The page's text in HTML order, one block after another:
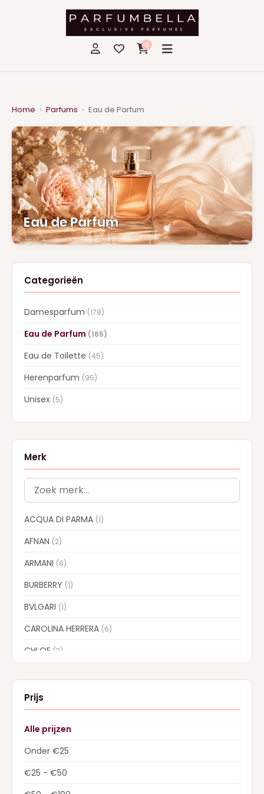
0
Home › Parfums › Eau de Parfum
Eau de Parfum
Categorieën
Damesparfum (178)
Eau de Parfum (165)
Eau de Toilette (45)
Herenparfum (95)
Unisex (5)
Merk
ACQUA DI PARMA (1)
AFNAN (2)
ARMANI (8)
BURBERRY (1)
BVLGARI (1)
CAROLINA HERRERA (6)
CHLOE (3)
DIOR
DSQUARED2
Prijs
Alle prijzen
Onder €25
€25 - €50